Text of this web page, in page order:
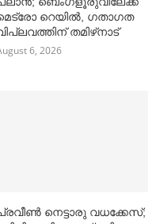
റെയില്‍, ഗതാഗത
തമിഴ്‌നാട്
6, 2026
നെട്ടാരു വധക്കേസ്;